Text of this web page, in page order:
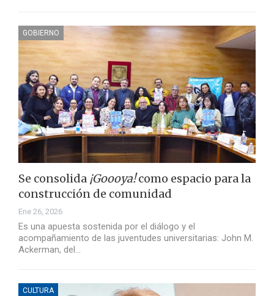
GOBIERNO
Se consolida ¡Goooya!como espacio para la
construcción de comunidad
Ene 26, 2026
Es una apuesta sostenida por el diálogo y el
acompañamiento de las juventudes universitarias: John M.
Ackerman, del…
CULTURA